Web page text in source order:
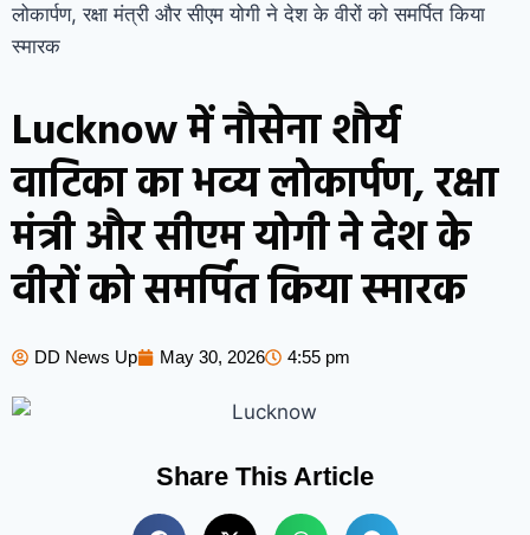
लोकार्पण, रक्षा मंत्री और सीएम योगी ने देश के वीरों को समर्पित किया
स्मारक
Lucknow में नौसेना शौर्य
वाटिका का भव्य लोकार्पण, रक्षा
मंत्री और सीएम योगी ने देश के
वीरों को समर्पित किया स्मारक
DD News Up May 30, 2026 4:55 pm
Share This Article